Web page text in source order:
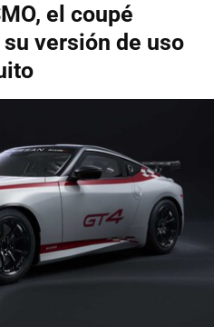
el coupé
versión de uso